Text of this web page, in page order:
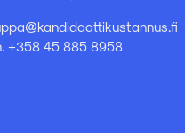
+358 45 885 8958